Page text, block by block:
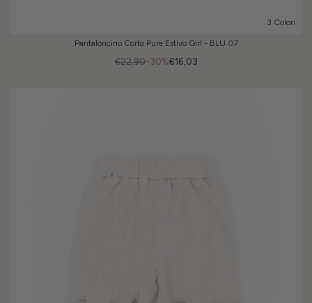
3 Colori
Pantaloncino Corto Pure Estivo Girl - BLU 07
-30%
€22,90 €16,03